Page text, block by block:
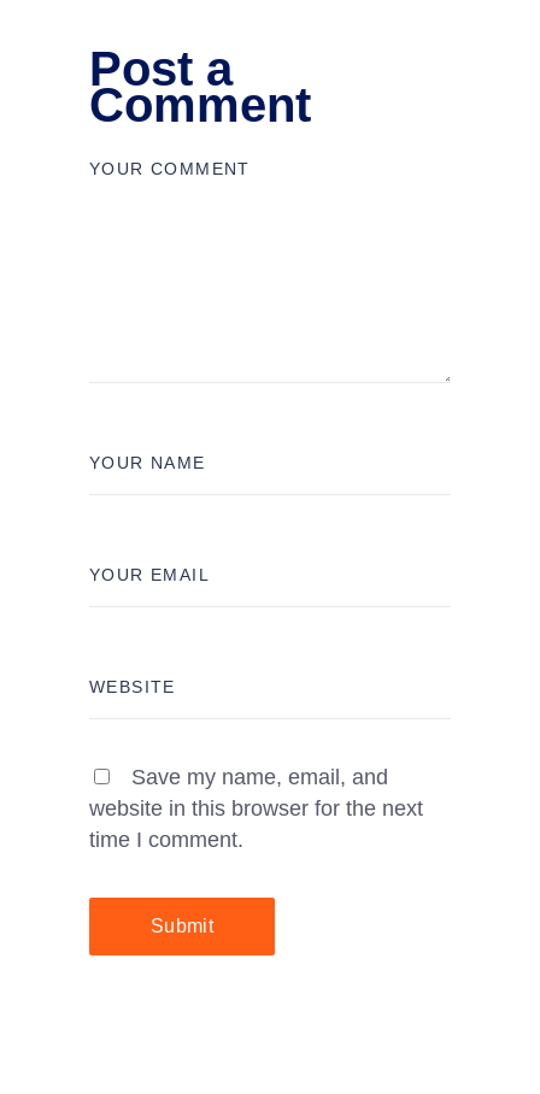
Post a
Comment
Save my name, email, and
website in this browser for the next
time I comment.
Submit